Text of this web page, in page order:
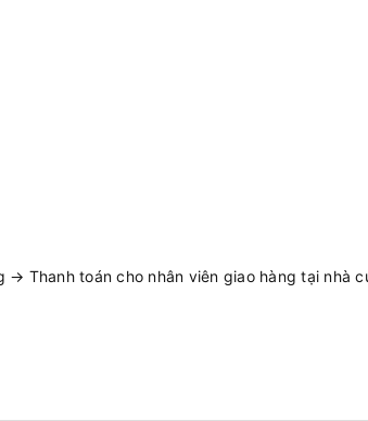
Thanh toán cho nhân viên giao hàng tại nhà